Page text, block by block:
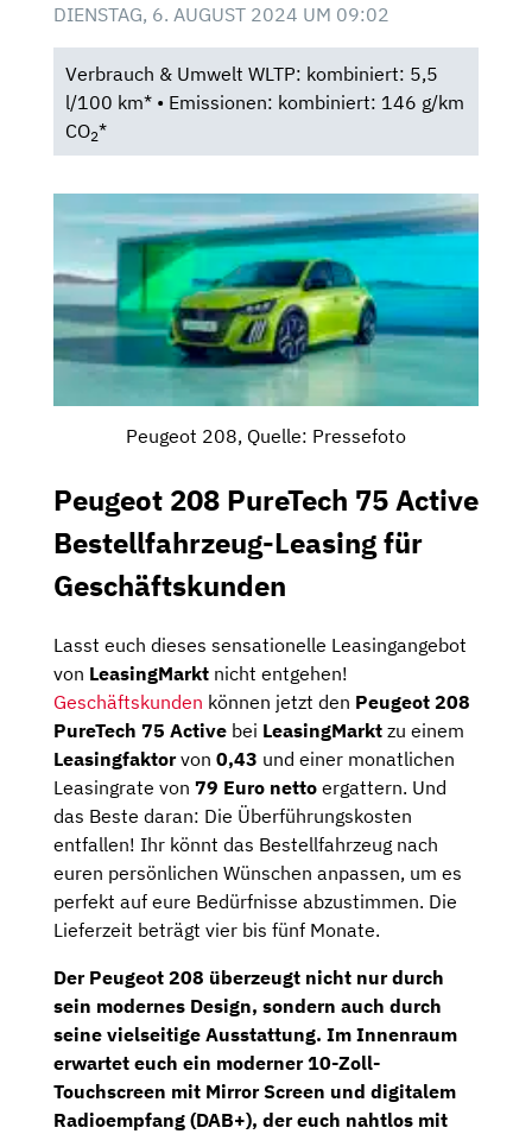
DIENSTAG, 6. AUGUST 2024 UM 09:02
Verbrauch & Umwelt WLTP: kombiniert: 5,5
l/100 km* • Emissionen: kombiniert: 146 g/km
CO2*
Peugeot 208, Quelle: Pressefoto
Peugeot 208 PureTech 75 Active
Bestellfahrzeug-Leasing für
Geschäftskunden
Lasst euch dieses sensationelle Leasingangebot
von LeasingMarkt nicht entgehen!
Geschäftskunden können jetzt den Peugeot 208
PureTech 75 Active bei LeasingMarkt zu einem
Leasingfaktorvon 0,43 und einer monatlichen
Leasingrate von 79 Euro netto ergattern. Und
das Beste daran: Die Überführungskosten
entfallen! Ihr könnt das Bestellfahrzeug nach
euren persönlichen Wünschen anpassen, um es
perfekt auf eure Bedürfnisse abzustimmen. Die
Lieferzeit beträgt vier bis fünf Monate.
Der Peugeot 208 überzeugt nicht nur durch
sein modernes Design, sondern auch durch
seine vielseitige Ausstattung. Im Innenraum
erwartet euch ein moderner10-Zoll-
Touchscreen mit Mirror Screen und digitalem
Radioempfang (DAB+), der euch nahtlos mit